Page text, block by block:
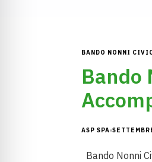
BANDO NONNI
Bando
ASP SPA
Bando Nonni